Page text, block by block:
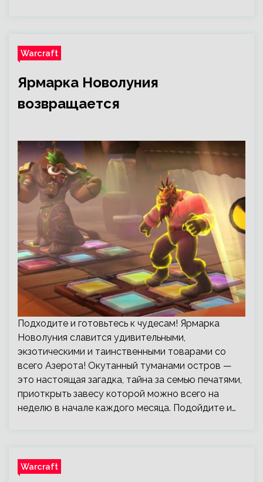
Warcraft
Ярмарка Новолуния
возвращается
Подходите и готовьтесь к чудесам! Ярмарка
Новолуния славится удивительными,
экзотическими и таинственными товарами со
всего Азерота! Окутанный туманами остров —
это настоящая загадка, тайна за семью печатями,
приоткрыть завесу которой можно всего на
неделю в начале каждого месяца. Подойдите и…
Warcraft